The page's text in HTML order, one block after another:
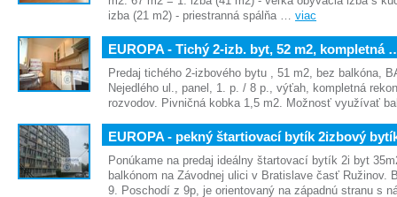
izba (21 m2) - priestranná spálňa … viac
EUROPA - Tichý 2-izb. byt, 52 m2, kompletná
Predaj tichého 2-izbového bytu , 51 m2, bez balkóna,
Nejedlého ul., panel, 1. p. / 8 p., výťah, kompletná
rozvodov. Pivničná kobka 1,5 m2. Možnosť využívať
EUROPA - pekný štartiovací bytík 2izbový
Ponúkame na predaj ideálny štartovací bytík 2i byt
balkónom na Závodnej ulici v Bratislave časť Ružinov.
9. Poschodí z 9p, je orientovaný na západnú stranu s